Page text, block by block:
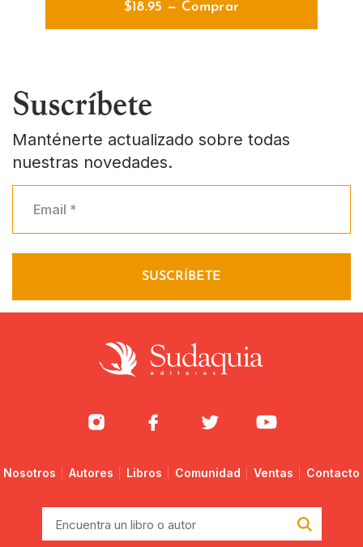
$18.95 — Comprar
Suscríbete
Manténerte actualizado sobre todas
nuestras novedades.
Nosotros Autores Libros Comunidad Ventas Contacto